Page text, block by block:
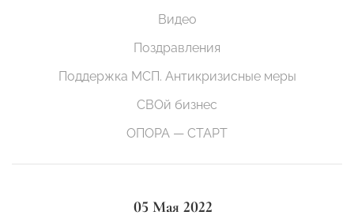
Видео
Поздравления
Поддержка МСП. Антикризисные меры
СВОй бизнес
ОПОРА — СТАРТ
05 Мая 2022